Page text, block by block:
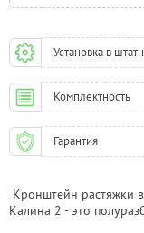
Установка в
Комплектность
Гарантия
Кронштейн растяжки
Калина 2 - это